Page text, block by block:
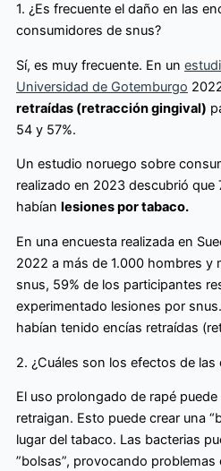
1. ¿Es frecuente el daño en las
consumidores de snus?
Sí, es muy frecuente. En un
Universidad de Gotemburgo
retraídas (retracción gingival)
54 y 57%.
Un estudio noruego sobre
realizado en 2023 descubrió que
habían lesiones por tabaco.
En una encuesta realizada en
2022 a más de 1.000 hombres y
snus, 59% de los participantes
experimentado lesiones por
habían tenido encías retraídas
2. ¿Cuáles son los efectos de las
El uso prolongado de rapé
retraigan. Esto puede crear una
lugar del tabaco. Las bacterias
”bolsas”, provocando